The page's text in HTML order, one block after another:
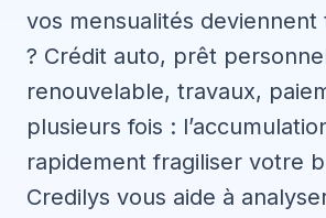
vos mensualités
? Crédit auto, prêt
renouvelable, travaux,
plusieurs fois :
rapidement fragiliser votre
Credilys vous aide à